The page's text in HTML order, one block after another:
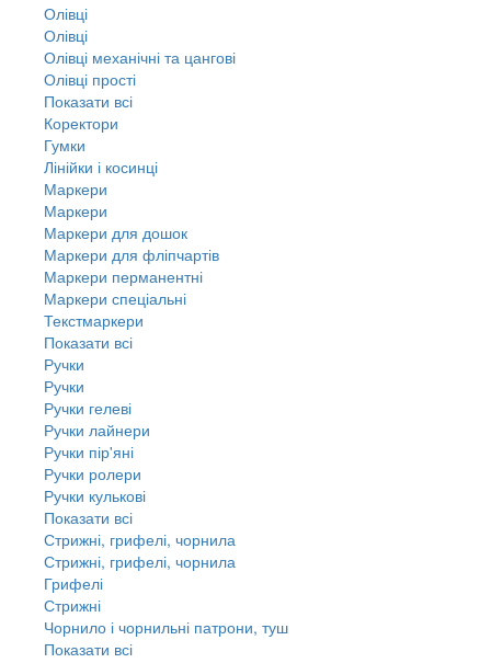
Олівці
Олівці
Олівці механічні та цангові
Олівці прості
Показати всі
Коректори
Гумки
Лінійки і косинці
Маркери
Маркери
Маркери для дошок
Маркери для фліпчартів
Маркери перманентні
Маркери спеціальні
Текстмаркери
Показати всі
Ручки
Ручки
Ручки гелеві
Ручки лайнери
Ручки пір'яні
Ручки ролери
Ручки кулькові
Показати всі
Стрижні, грифелі, чорнила
Стрижні, грифелі, чорнила
Грифелі
Стрижні
Чорнило і чорнильні патрони, туш
Показати всі